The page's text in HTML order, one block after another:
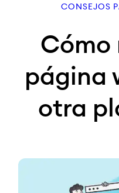
CONSEJOS
Cómo
página
otra